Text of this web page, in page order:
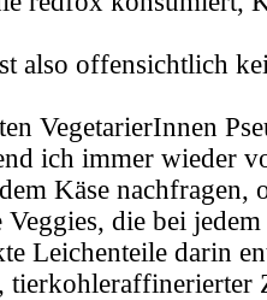
also offensichtlich
VegetarierInnen
ich immer wieder
Käse nachfragen,
die bei
Leichenteile darin
tierkohleraffinerierter